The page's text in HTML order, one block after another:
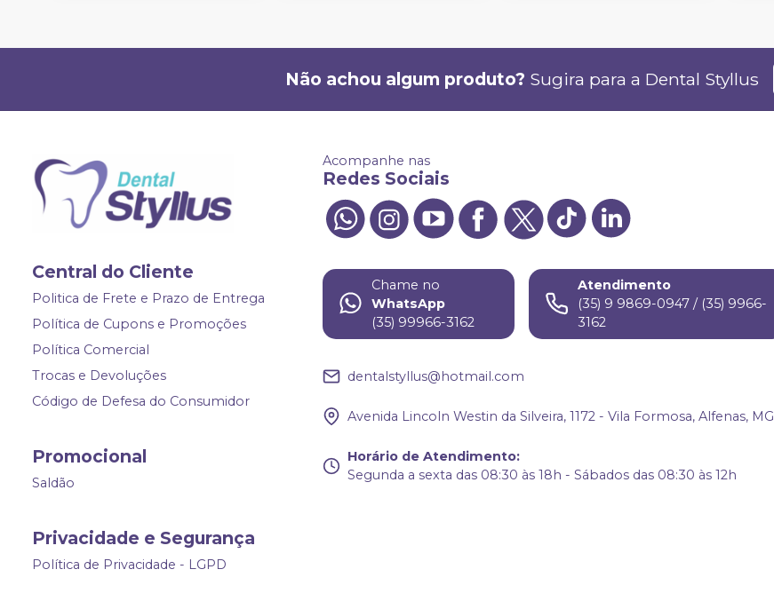
Não achou algum produto? Sugira para a Dental Styllus
Central do Cliente
Politica de Frete e Prazo de Entrega
Política de Cupons e Promoções
Política Comercial
Trocas e Devoluções
Código de Defesa do Consumidor
Promocional
Saldão
Privacidade e Segurança
Política de Privacidade - LGPD
Acompanhe nas
Redes Sociais
Chame no
WhatsApp
(35) 99966-3162
Atendimento
(35) 9 9869-0947 / (35) 9966-
3162
dentalstyllus@hotmail.com
Avenida Lincoln Westin da Silveira, 1172 - Vila Formosa, Alfenas, MG
Horário de Atendimento:
Segunda a sexta das 08:30 às 18h - Sábados das 08:30 às 12h